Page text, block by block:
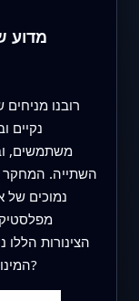
מדוע
רובנו
נקיים
משתמשים,
השתייה. המחקר
נמוכים של
הצינורות
המינונים הקטנים אינם מזיקים ישירות לאנשים?